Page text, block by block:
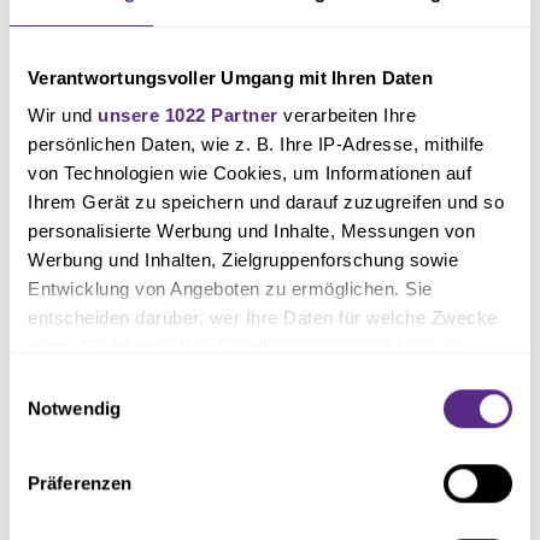
Verantwortungsvoller Umgang mit Ihren Daten
Wir und unsere 1022 Partner verarbeiten Ihre
persönlichen Daten, wie z. B. Ihre IP-Adresse, mithilfe
von Technologien wie Cookies, um Informationen auf
Ihrem Gerät zu speichern und darauf zuzugreifen und so
personalisierte Werbung und Inhalte, Messungen von
Werbung und Inhalten, Zielgruppenforschung sowie
Entwicklung von Angeboten zu ermöglichen. Sie
entscheiden darüber, wer Ihre Daten für welche Zwecke
Trigger Symbol ändern oder widerrufen
Informationen über Ihre geografische Lage erfassen,
Notwendig
Präferenzen
haben wir zu oft technische Fehler aufgewiesen. Dort werden wir in den
Für die U19 des VfL geht es bereits am kommenden Samstag (Anpfiff:
13:00 Uhr) im Ligabetrieb weiter. Dann ist die Mannschaft vom SC
Paderborn, welche punktgleich nur einen Platz vor den Lila-Weißen in der
Tabelle steht, zu Besuch.
Text: Jendrik Greiwe
Foto: osnapix